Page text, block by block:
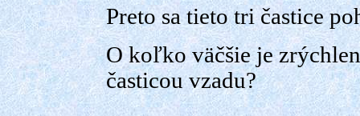
Preto sa tieto tri častice
O koľko väčšie je
časticou vzadu?